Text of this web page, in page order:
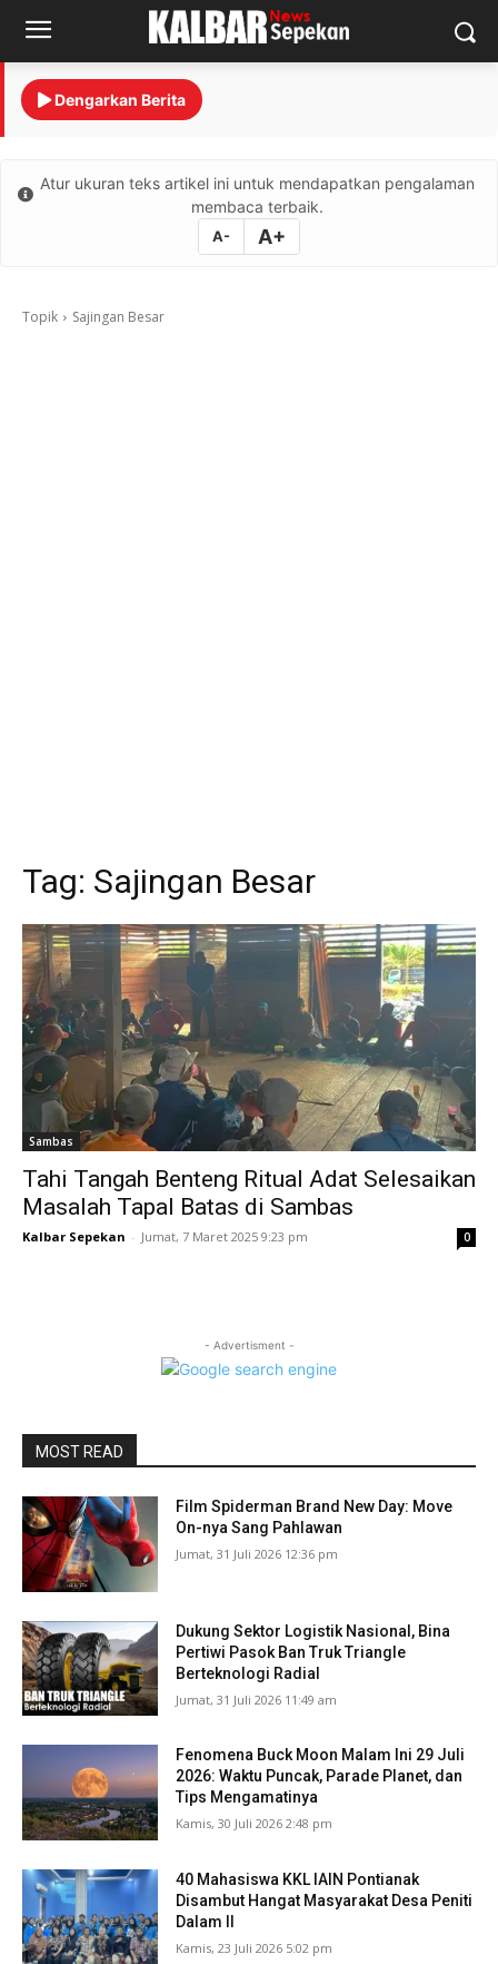
Dengarkan Berita
Atur ukuran teks artikel ini untuk mendapatkan pengalaman
membaca terbaik.
A- A+
Topik Sajingan Besar
Tag: Sajingan Besar
Sambas
Tahi Tangah Benteng Ritual Adat Selesaikan
Masalah Tapal Batas di Sambas
Kalbar Sepekan - Jumat, 7 Maret 2025 9:23 pm 0
- Advertisment -
MOST READ
Film Spiderman Brand New Day: Move
On-nya Sang Pahlawan
Jumat, 31 Juli 2026 12:36 pm
Dukung Sektor Logistik Nasional, Bina
Pertiwi Pasok Ban Truk Triangle
Berteknologi Radial
Jumat, 31 Juli 2026 11:49 am
Fenomena Buck Moon Malam Ini 29 Juli
2026: Waktu Puncak, Parade Planet, dan
Tips Mengamatinya
Kamis, 30 Juli 2026 2:48 pm
40 Mahasiswa KKL IAIN Pontianak
Disambut Hangat Masyarakat Desa Peniti
Dalam II
Kamis, 23 Juli 2026 5:02 pm